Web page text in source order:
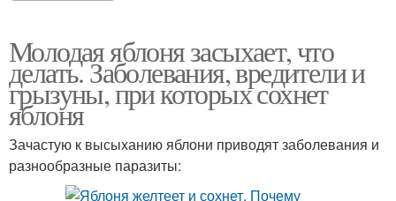
Молодая яблоня засыхает, что
делать. Заболевания, вредители и
грызуны, при которых сохнет
яблоня
Зачастую к высыханию яблони приводят заболевания и
разнообразные паразиты: